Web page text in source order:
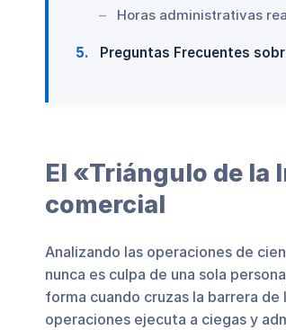
Horas administrativas
5 Preguntas Frecuentes
El «Triángulo de la
comercial
Analizando las operaciones de
nunca es culpa de una sola
forma cuando cruzas la barrera
operaciones ejecuta a ciegas y